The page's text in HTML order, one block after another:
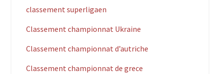
classement superligaen
Classement championnat Ukraine
Classement championnat d’autriche
Classement championnat de grece